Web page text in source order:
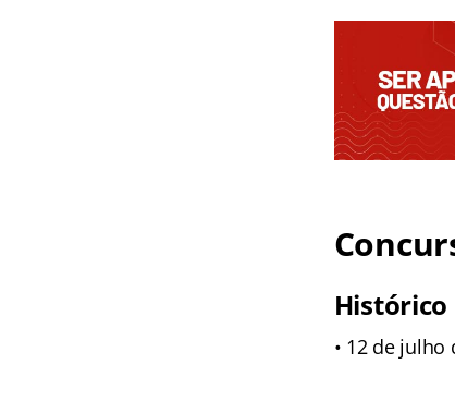
Histórico
• 12 de julho